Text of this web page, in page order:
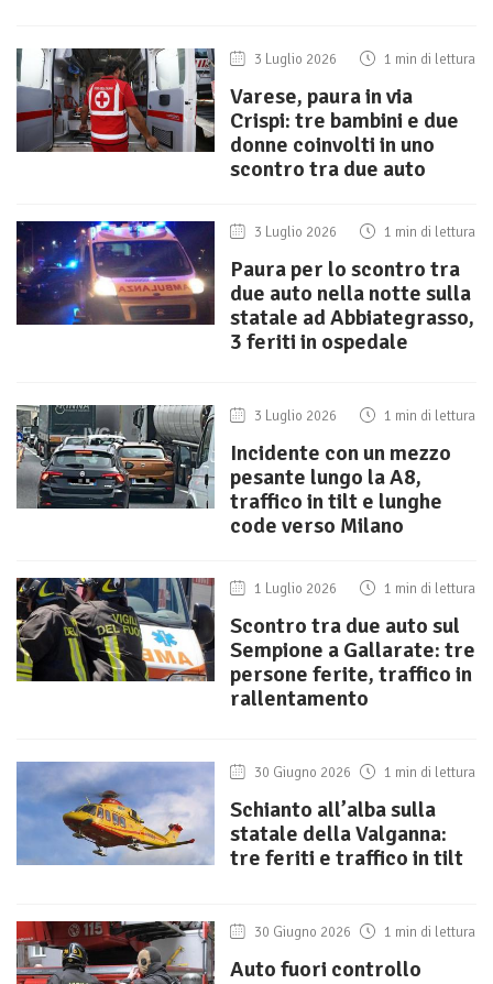
3 Luglio 2026 1 min di lettura
Varese, paura in via
Crispi: tre bambini e due
donne coinvolti in uno
scontro tra due auto
3 Luglio 2026 1 min di lettura
Paura per lo scontro tra
due auto nella notte sulla
statale ad Abbiategrasso,
3 feriti in ospedale
3 Luglio 2026 1 min di lettura
Incidente con un mezzo
pesante lungo la A8,
traffico in tilt e lunghe
code verso Milano
1 Luglio 2026 1 min di lettura
Scontro tra due auto sul
Sempione a Gallarate: tre
persone ferite, traffico in
rallentamento
30 Giugno 2026 1 min di lettura
Schianto all’alba sulla
statale della Valganna:
tre feriti e traffico in tilt
30 Giugno 2026 1 min di lettura
Auto fuori controllo